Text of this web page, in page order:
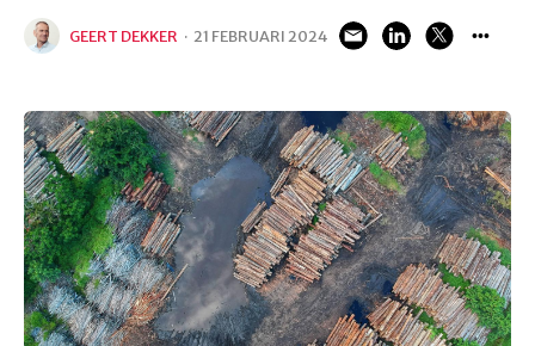
GEERT DEKKER · 21 FEBRUARI 2024